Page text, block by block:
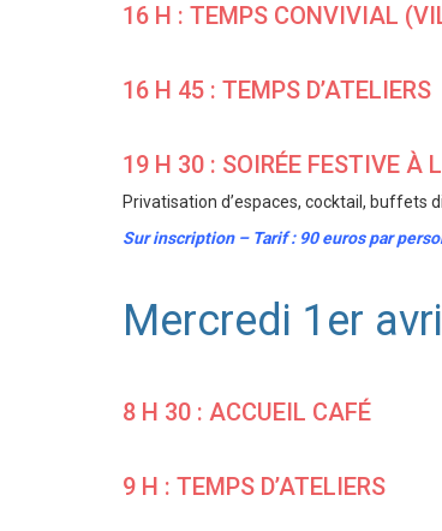
16 H : TEMPS CONVIVIAL
16 H 45 : TEMPS D’ATELIERS
19 H 30 : SOIRÉE FESTIVE À
Privatisation d’espaces, cocktail, buffets
Sur inscription – Tarif : 90 euros par
Mercredi 1er
8 H 30 : ACCUEIL CAFÉ
9 H : TEMPS D’ATELIERS